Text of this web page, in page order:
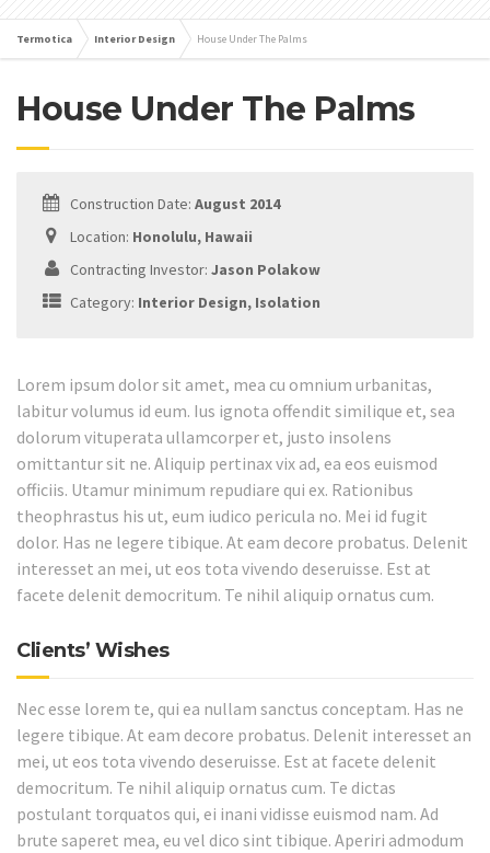
Termotica Interior Design House Under The Palms
House Under The Palms
Construction Date: August 2014
Location: Honolulu, Hawaii
Contracting Investor: Jason Polakow
Category: Interior Design, Isolation
Lorem ipsum dolor sit amet, mea cu omnium urbanitas,
labitur volumus id eum. Ius ignota offendit similique et, sea
dolorum vituperata ullamcorper et, justo insolens
omittantur sit ne. Aliquip pertinax vix ad, ea eos euismod
officiis. Utamur minimum repudiare qui ex. Rationibus
theophrastus his ut, eum iudico pericula no. Mei id fugit
dolor. Has ne legere tibique. At eam decore probatus. Delenit
interesset an mei, ut eos tota vivendo deseruisse. Est at
facete delenit democritum. Te nihil aliquip ornatus cum.
Clients’ Wishes
Nec esse lorem te, qui ea nullam sanctus conceptam. Has ne
legere tibique. At eam decore probatus. Delenit interesset an
mei, ut eos tota vivendo deseruisse. Est at facete delenit
democritum. Te nihil aliquip ornatus cum. Te dictas
postulant torquatos qui, ei inani vidisse euismod nam. Ad
brute saperet mea, eu vel dico sint tibique. Aperiri admodum